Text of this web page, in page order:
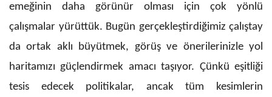
emeğinin daha görünür olması için çok yönlü
çalışmalar yürüttük. Bugün gerçekleştirdiğimiz çalıştay
da ortak aklı büyütmek, görüş ve önerilerinizle yol
haritamızı güçlendirmek amacı taşıyor. Çünkü eşitliği
tesis edecek politikalar, ancak tüm kesimlerin